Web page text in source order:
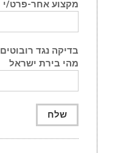
מקצוע אחר-פרט/י
בדיקה נגד רובוטים
מהי בירת ישראל